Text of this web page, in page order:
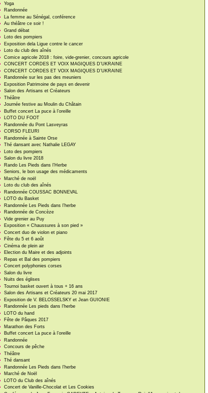
Yoga
Randonnée
La femme au Sénégal, conférence
Au théâtre ce soir !
Grand débat
Loto des pompiers
Exposition dela Ligue contre le cancer
Loto du club des aînés
Comice agricole 2018 : foire, vide-grenier, concours agricole
CONCERT CORDES ET VOIX MAGIQUES D’UKRAINE
CONCERT CORDES ET VOIX MAGIQUES D’UKRAINE
Randonnée sur les pas des meuniers
Exposition Patrimoine de pays en devenir
Salon des Artisans et Créateurs
Théâtre
Journée festive au Moulin du Châtain
Buffet concert La puce à l’oreille
LOTO DU FOOT
Randonnée du Pont Lasveyras
CORSO FLEURI
Randonnée à Sainte Orse
Thé dansant avec Nathalie LEGAY
Loto des pompiers
Salon du livre 2018
Rando Les Pieds dans l’Herbe
Seniors, le bon usage des médicaments
Marché de noël
Loto du club des aînés
Randonnée COUSSAC BONNEVAL
LOTO du Basket
Randonnée Les Pieds dans l’herbe
Randonnée de Concèze
Vide grenier au Puy
Exposition « Chaussures à son pied »
Concert duo de violon et piano
Fête du 5 et 6 août
Cinéma de plein air
Election du Maire et des adjoints
Repas et Bal des pompiers
Concert polyphonies corses
Salon du livre
Nuits des églises
Tournoi basket ouvert à tous + 16 ans
Salon des Artisans et Créateurs 20 mai 2017
Exposition de V. BELOSSELSKY et Jean GUIONIE
Randonnée Les pieds dans l’herbe
LOTO du hand
Fête de Pâques 2017
Marathon des Forts
Buffet concert La puce à l’oreille
Randonnée
Concours de pêche
Théâtre
Thé dansant
Randonnée Les Pieds dans l’herbe
Marché de Noël
LOTO du Club des aînés
Concert de Vanille-Chocolat et Les Cookies